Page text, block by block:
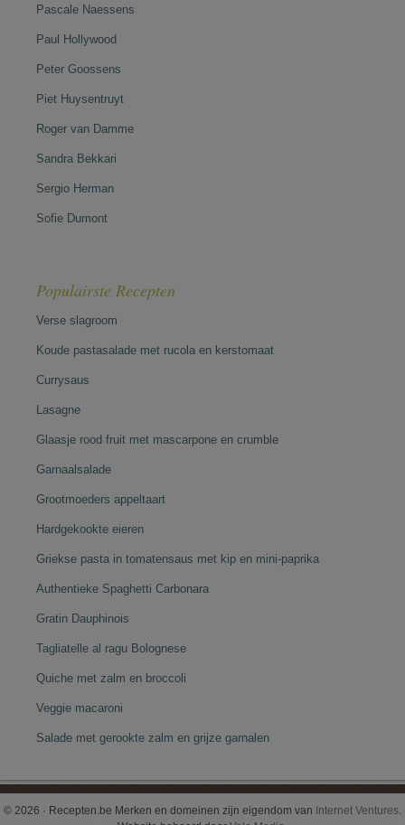
Pascale Naessens
Paul Hollywood
Peter Goossens
Piet Huysentruyt
Roger van Damme
Sandra Bekkari
Sergio Herman
Sofie Dumont
Populairste Recepten
Verse slagroom
Koude pastasalade met rucola en kerstomaat
Currysaus
Lasagne
Glaasje rood fruit met mascarpone en crumble
Garnaalsalade
Grootmoeders appeltaart
Hardgekookte eieren
Griekse pasta in tomatensaus met kip en mini-paprika
Authentieke Spaghetti Carbonara
Gratin Dauphinois
Tagliatelle al ragu Bolognese
Quiche met zalm en broccoli
Veggie macaroni
Salade met gerookte zalm en grijze garnalen
© 2026 · Recepten.be Merken en domeinen zijn eigendom van Internet Ventures